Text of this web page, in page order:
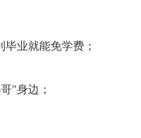
业就能免学费；
"身边；